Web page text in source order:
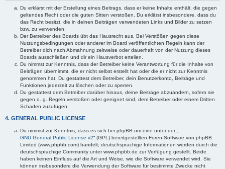
Du erklärst mit der Erstellung eines Beitrags, dass er keine Inhalte enthält, die gegen
geltendes Recht oder die guten Sitten verstoßen. Du erklärst insbesondere, dass du
das Recht besitzt, die in deinen Beiträgen verwendeten Links und Bilder zu setzen
bzw. zu verwenden.
Der Betreiber des Boards übt das Hausrecht aus. Bei Verstößen gegen diese
Nutzungsbedingungen oder anderer im Board veröffentlichten Regeln kann der
Betreiber dich nach Abmahnung zeitweise oder dauerhaft von der Nutzung dieses
Boards ausschließen und dir ein Hausverbot erteilen.
Du nimmst zur Kenntnis, dass der Betreiber keine Verantwortung für die Inhalte von
Beiträgen übernimmt, die er nicht selbst erstellt hat oder die er nicht zur Kenntnis
genommen hat. Du gestattest dem Betreiber, dein Benutzerkonto, Beiträge und
Funktionen jederzeit zu löschen oder zu sperren.
Du gestattest dem Betreiber darüber hinaus, deine Beiträge abzuändern, sofern sie
gegen o. g. Regeln verstoßen oder geeignet sind, dem Betreiber oder einem Dritten
Schaden zuzufügen.
4. GENERAL PUBLIC LICENSE
Du nimmst zur Kenntnis, dass es sich bei phpBB um eine unter der „
GNU General Public License v2“ (GPL) bereitgestellten Foren-Software von phpBB
Limited (www.phpbb.com) handelt; deutschsprachige Informationen werden durch die
deutschsprachige Community unter www.phpbb.de zur Verfügung gestellt. Beide
haben keinen Einfluss auf die Art und Weise, wie die Software verwendet wird. Sie
können insbesondere die Verwendung der Software für bestimmte Zwecke nicht